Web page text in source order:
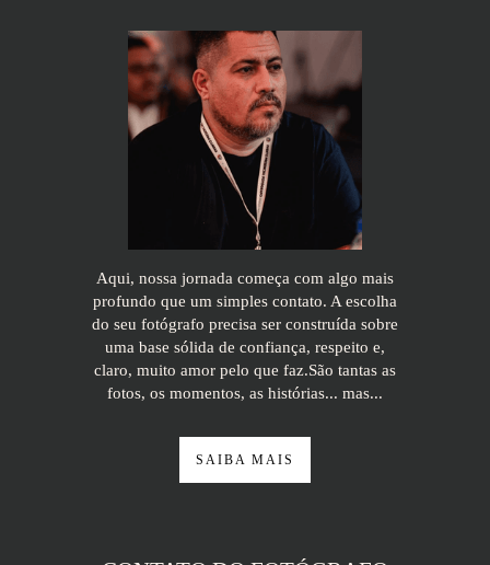
Aqui, nossa jornada começa com algo mais
profundo que um simples contato. A escolha
do seu fotógrafo precisa ser construída sobre
uma base sólida de confiança, respeito e,
claro, muito amor pelo que faz.São tantas as
fotos, os momentos, as histórias... mas...
SAIBA MAIS